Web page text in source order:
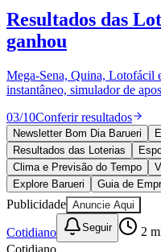
Publicidade Legal
Política
Esportes
Saúde
Cultura
Meio Ambiente
Obras
Educação
Bairros de Barueri
Selecione sua regiãoPara
Resultados das
ganhou
Mega-Sena, Quina, Lotofácil
instantâneo, simulador de
03/10Conferir resultados
Newsletter Bom Dia Barueri
Resultados das Loterias
Clima e Previsão do Tempo
Explore Barueri
Guia de
Publicidade Anuncie Aqui
Cotidiano Seguir 2
Cotidiano